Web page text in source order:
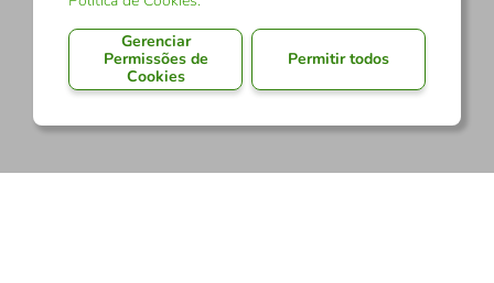
Gerenciar
Permissões de
Cookies
Permitir todos